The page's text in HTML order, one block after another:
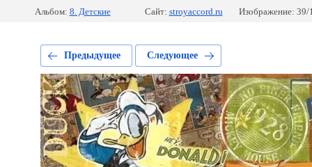
Альбом: 8. Детские Сайт: stroyaccord.ru Изображение: 39/
Предыдущее Следующее